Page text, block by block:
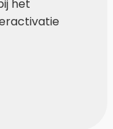
het